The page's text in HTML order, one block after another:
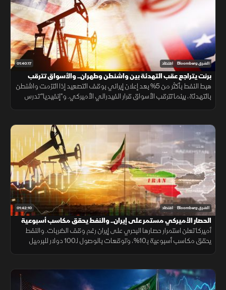
01:40:17 الشرق Bloomberg اقتصاد
برنت يتراجع عقب التهدئة بين واشنطن وطهران.. والأسواق تترقب
الفائدة الأميركية هبط النفط بأكثر من 5% بعد إعلان إيراني بوقف التصعيد إذا التزمت واشنطن
بالتهدئة، بينما تترقب الأسواق قرار الفيدرالي الأميركي. و"إنفيديا" تدرس
01:42:10 الشرق Bloomberg اقتصاد
الحصار الأميركي مستمر على إيران.. والنفط يحقق مكاسب أسبوعية
أميركا تعلن استمرار حصارها البحري على إيران رغم وقف الضربات. والنفط
يحقق مكاسب أسبوعية بـ10%، وتوقعات بالوصول لـ100 دولار للبرميل